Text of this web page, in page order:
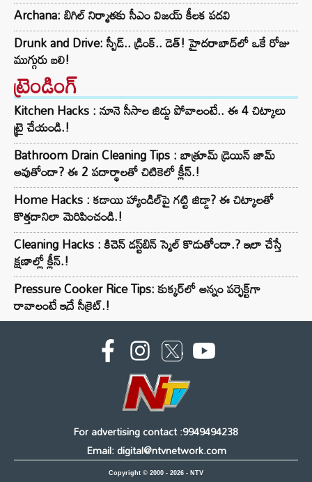
Archana: బిగిల్ నిర్మాతకు సీఎం విజయ్ కీలక పదవి
Drunk and Drive: స్పీడ్‌.. డ్రింక్‌.. డెత్‌! హైదరాబాద్‌లో ఒకే రోజు
ముగ్గురు బలి!
ట్రెండింగ్‌
Kitchen Hacks : నూనె సీసాల జిడ్డు పోవాలంటే.. ఈ 4 చిట్కాలు
ట్రై చేయండి.!
Bathroom Drain Cleaning Tips : బాత్రూమ్ డ్రెయిన్ జామ్
అవుతోందా? ఈ 2 పదార్థాలతో చిటికెలో క్లీన్.!
Home Hacks : కడాయి హ్యాండిల్‌పై గట్టి జిడ్డా? ఈ చిట్కాలతో
కొత్తదానిలా మెరిపించండి.!
Cleaning Hacks : కిచెన్ డస్ట్‌బిన్ స్మెల్ కొడుతోందా.? ఇలా చేస్తే
క్షణాల్లో క్లీన్.!
Pressure Cooker Rice Tips: కుక్కర్‌లో అన్నం పర్ఫెక్ట్‌గా
రావాలంటే ఇదే సీక్రెట్.!
For advertising contact :9949494238
Email: digital@ntvnetwork.com
Copyright © 2000 - 2026 - NTV